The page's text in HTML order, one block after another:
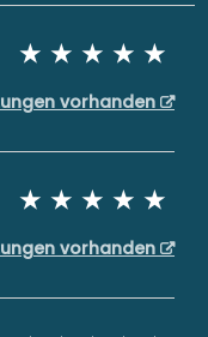
vorhanden
vorhanden